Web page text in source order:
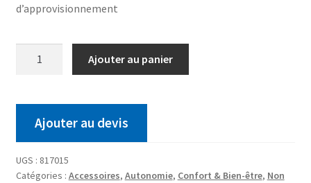
d’approvisionnement
Ajouter au panier
Ajouter au devis
UGS : 817015
Catégories : Accessoires, Autonomie, Confort & Bien-être, Non